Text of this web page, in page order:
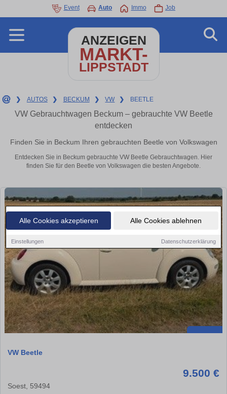
Alle Cookies akzeptieren Alle Cookies ablehnen
Einstellungen Datenschutzerklärung
Event Auto Immo Job
ANZEIGEN
MARKT-
LIPPSTADT
❯ AUTOS ❯ BECKUM ❯ VW ❯ BEETLE
VW Gebrauchtwagen Beckum – gebrauchte VW Beetle
entdecken
Finden Sie in Beckum Ihren gebrauchten Beetle von Volkswagen
Entdecken Sie in Beckum gebrauchte VW Beetle Gebrauchtwagen. Hier
finden Sie für den Beetle von Volkswagen die besten Angebote.
VW Beetle
9.500 €
Soest, 59494